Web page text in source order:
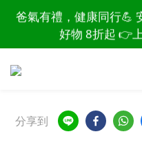
讀懂爸爸總說「不用
思，找回
爸氣有禮，健康同行💪
好物 8折起 👉
讀懂爸爸總說「不用
思，找
分享到